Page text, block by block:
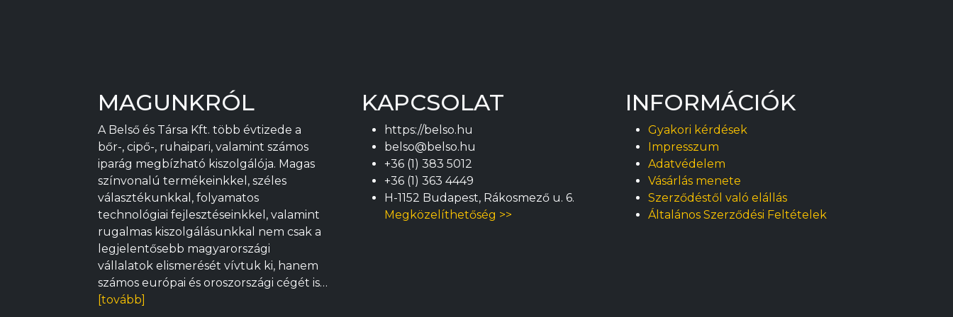
MAGUNKRÓL
A Belső és Társa Kft. több évtizede a
bőr-, cipő-, ruhaipari, valamint számos
iparág megbízható kiszolgálója. Magas
színvonalú termékeinkkel, széles
választékunkkal, folyamatos
technológiai fejlesztéseinkkel, valamint
rugalmas kiszolgálásunkkal nem csak a
legjelentősebb magyarországi
vállalatok elismerését vívtuk ki, hanem
számos európai és oroszországi cégét is…
[tovább]
KAPCSOLAT
https://belso.hu
belso@belso.hu
+36 (1) 383 5012
+36 (1) 363 4449
H-1152 Budapest, Rákosmező u. 6.
Megközelíthetőség >>
INFORMÁCIÓK
Gyakori kérdések
Impresszum
Adatvédelem
Vásárlás menete
Szerződéstől való elállás
Általános Szerződési Feltételek